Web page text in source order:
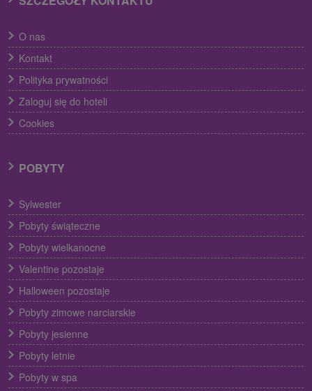
O nas
Kontakt
Polityka prywatności
Zaloguj się do hoteli
Cookies
POBYTY
Sylwester
Pobyty świąteczne
Pobyty wielkanocne
Valentine pozostaje
Halloween pozostaje
Pobyty zimowe narciarskie
Pobyty jesienne
Pobyty letnie
Pobyty w spa